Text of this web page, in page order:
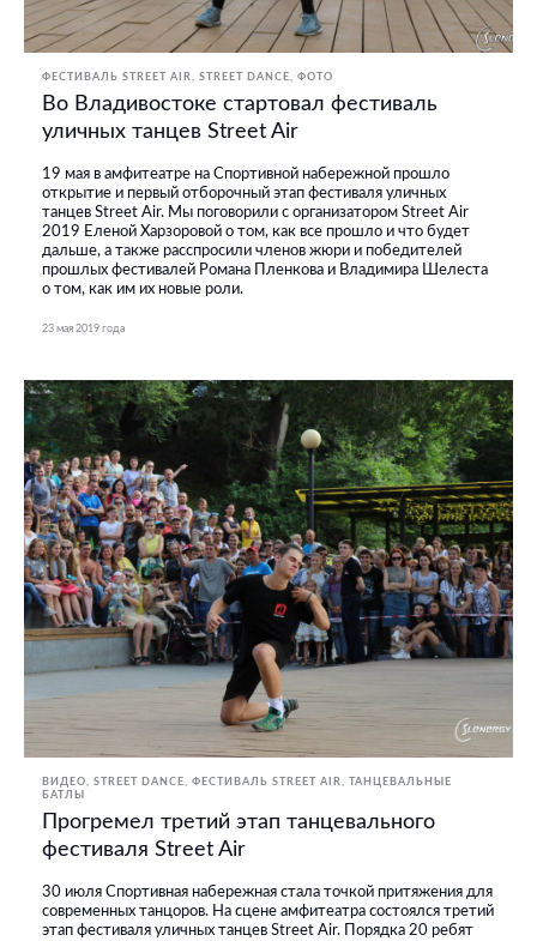
ФЕСТИВАЛЬ STREET AIR STREET DANCE ФОТО
Во Владивостоке стартовал фестиваль
уличных танцев Street Air
19 мая в амфитеатре на Спортивной набережной прошло
открытие и первый отборочный этап фестиваля уличных
танцев Street Air. Мы поговорили с организатором Street Air
2019 Еленой Харзоровой о том, как все прошло и что будет
дальше, а также расспросили членов жюри и победителей
прошлых фестивалей Романа Пленкова и Владимира Шелеста
о том, как им их новые роли.
23 мая 2019 года
ВИДЕО STREET DANCE ФЕСТИВАЛЬ STREET AIR
ТАНЦЕВАЛЬНЫЕ
БАТЛЫ
Прогремел третий этап танцевального
фестиваля Street Air
30 июля Спортивная набережная стала точкой притяжения для
современных танцоров. На сцене амфитеатра состоялся третий
этап фестиваля уличных танцев Street Air. Порядка 20 ребят